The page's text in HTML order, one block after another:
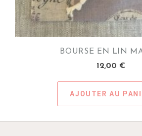
BOURSE EN LIN
12,00 €
AJOUTER AU